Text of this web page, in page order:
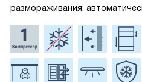
размораживания: